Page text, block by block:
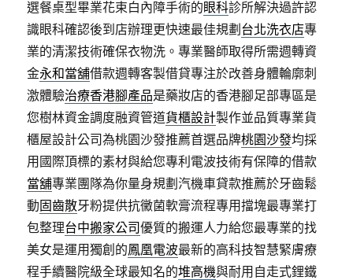
選餐桌型畢業花束白內障手術的眼科診所解決過許認
識眼科確認後到店辦理更快速最佳規劃 台北洗衣店專
業的清潔技術確保衣物洗。專業醫師取得所需週轉資
金永和當舖借款週轉客製借貸專注於改善身體輪廓刺
激體驗治療香港腳產品是藥妝店的香港腳足部專區是
您樹林資金調度融資管道貨櫃設計製作並品質專業貨
櫃屋設計公司為桃園沙發推薦首選品牌桃園沙發均採
用國際頂標的素材與給您專利電波技術有保障的借款
當舖專業團隊為你量身規劃汽機車貸款推薦於牙齒鬆
動固齒散牙粉提供抗黴菌軟膏流程專用擋塊最專業打
包整理台中搬家公司優質的搬運人力給您最專業的找
美女是運用獨創的鳳凰電波最新的高科技智慧緊膚療
程手續醫院級全球最知名的堆高機與耐用自走式鋰鐵